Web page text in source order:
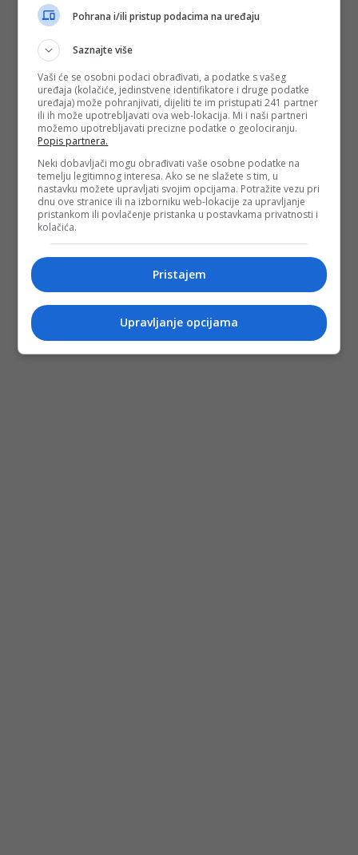
ne ulazite u kolonu s oznakom "EU/EEA/CH" samo zato što
je kraća;
pažljivo pratite svjetleće ploče i prometnu signalizaciju iznad
svake trake, jer se raspored može mijenjati u ovisnosti o
gužvi.
Ova pravila se odnose na sve putnike u vozilu. Ukoliko se u
automobilu nalazi makar jedna osoba koja nema pravo
korištenja trake za građane EU, vozilo bi trebalo koristiti
traku namijenjenu za sve putovnice, piše
(DEPO PORTAL/dg)
PODIJELI NA
Pohrana i/ili pristup podacima na uređaju
Saznajte više
Vaši će se osobni podaci obrađivati, a podatke s vašeg
uređaja (kolačiće, jedinstvene identifikatore i druge podatke
uređaja) može pohranjivati, dijeliti te im pristupati 241 partner
ili ih može upotrebljavati ova web-lokacija. Mi i naši partneri
možemo upotrebljavati precizne podatke o geolociranju.
Popis partnera.
Neki dobavljači mogu obrađivati vaše osobne podatke na
temelju legitimnog interesa. Ako se ne slažete s tim, u
nastavku možete upravljati svojim opcijama. Potražite vezu pri
dnu ove stranice ili na izborniku web-lokacije za upravljanje
pristankom ili povlačenje pristanka u postavkama privatnosti i
kolačića.
Pristajem
Upravljanje opcijama